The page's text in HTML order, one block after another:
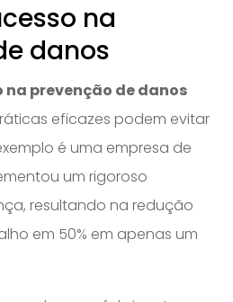
na
danos
na prevenção de danos
eficazes podem evitar
é uma empresa de
um rigoroso
resultando na redução
em 50% em apenas um